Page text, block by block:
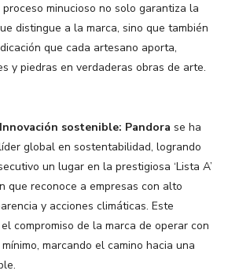
minucioso no solo garantiza la
distingue a la marca, sino que también
que cada artesano aporta,
y piedras en verdaderas obras de arte.
sostenible: Pandora se ha
global en sostentabilidad, logrando
un lugar en la prestigiosa ‘Lista A’
que reconoce a empresas con alto
y acciones climáticas. Este
compromiso de la marca de operar con
marcando el camino hacia una